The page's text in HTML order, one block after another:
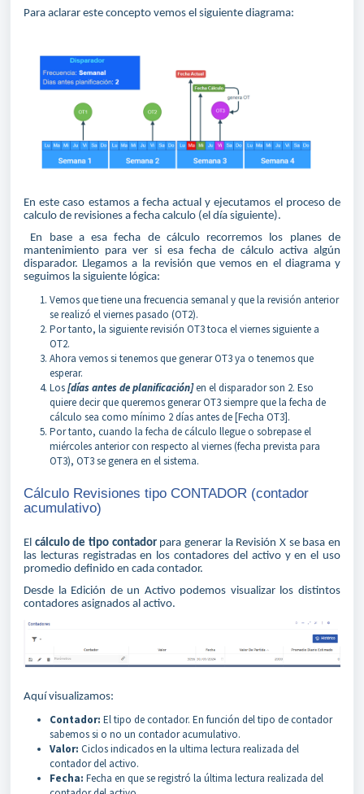
Para aclarar este concepto vemos el siguiente diagrama:
En este caso estamos a fecha actual y ejecutamos el proceso de
calculo de revisiones a fecha calculo (el día siguiente).
En base a esa fecha de cálculo recorremos los planes de
mantenimiento para ver si esa fecha de cálculo activa algún
disparador. Llegamos a la revisión que vemos en el diagrama y
seguimos la siguiente lógica:
Vemos que tiene una frecuencia semanal y que la revisión anterior
se realizó el viernes pasado (OT2).
Por tanto, la siguiente revisión OT3 toca el viernes siguiente a
OT2.
Ahora vemos si tenemos que generar OT3 ya o tenemos que
esperar.
Los[días antes de planificación]en el disparador son 2. Eso
quiere decir que queremos generar OT3 siempre que la fecha de
cálculo sea como mínimo 2 días antes de [Fecha OT3].
Por tanto, cuando la fecha de cálculo llegue o sobrepase el
miércoles anterior con respecto al viernes (fecha prevista para
OT3), OT3 se genera en el sistema.
Cálculo Revisiones tipo CONTADOR (contador
acumulativo)
El cálculo de tipo contadorpara generar la Revisión X se basa en
las lecturas registradas en los contadores del activo y en el uso
promedio definido en cada contador.
Desde la Edición de un Activo podemos visualizar los distintos
contadores asignados al activo.
Aquí visualizamos:
Contador: El tipo de contador. En función del tipo de contador
sabemos si o no un contador acumulativo.
Valor: Ciclos indicados en la ultima lectura realizada del
contador del activo.
Fecha: Fecha en que se registró la última lectura realizada del